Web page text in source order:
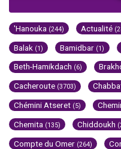
'Hanouka (244) Actualité
Balak (1) Bamidbar (1)
Beth-Hamikdach (6)
Cacheroute (3703)
Chémini Atseret (5)
Chemita (135) Chiddoukh
Compte du Omer (264)